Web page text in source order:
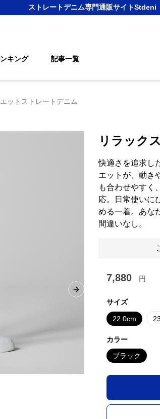
ストレートデニム専門通販サイトStdeni
キング 記事一覧
ットストレートデニム
Next slide
リラック
快適さを追求し
エットが、動き
も合わせやすく
応。日常使いに
める一着。あな
間違いなし。
7,880 円
サイズ
22.0cm
カラー
ブラック